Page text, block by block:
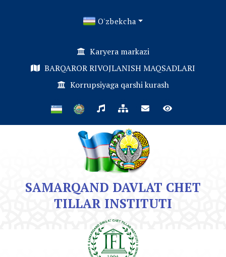
O'zbekcha
Karyera markazi
BARQAROR RIVOJLANISH MAQSADLARI
Korrupsiyaga qarshi kurash
SAMARQAND DAVLAT CHET
TILLAR INSTITUTI